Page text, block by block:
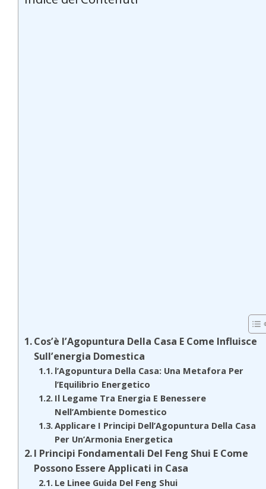
Cos’è l’Agopuntura Della Casa E Come Influisce
Sull’energia Domestica
l’Agopuntura Della Casa: Una Metafora Per
l’Equilibrio Energetico
Il Legame Tra Energia E Benessere
Nell’Ambiente Domestico
Applicare I Principi Dell’Agopuntura Della Casa
Per Un’Armonia Energetica
I Principi Fondamentali Del Feng Shui E Come
Possono Essere Applicati in Casa
Le Linee Guida Del Feng Shui